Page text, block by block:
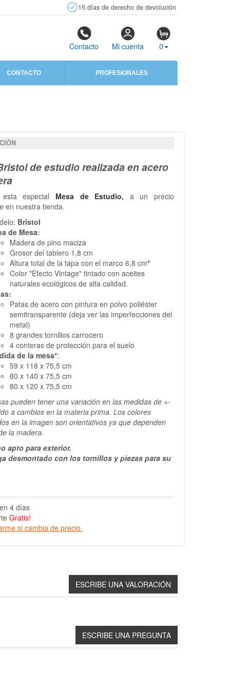
15 días de derecho de devolución
Contacto Mi cuenta 0
CONTACTO PROFESIONALES
de estudio realizada en acero
especial Mesa de Estudio, a un precio
en nuestra tienda.
Bristol
de Mesa:
Madera de pino maciza
Grosor del tablero 1,8 cm
Altura total de la tapa con el marco 6,8 cm*
Color "Efecto Vintage" tintado con aceites
naturales ecológicos de alta calidad.
Patas de acero con pintura en polvo poliéster
semitransparente (deja ver las imperfecciones del
metal)
8 grandes tornillos carrocero
4 conteras de protección para el suelo
de la mesa*:
59 x 118 x 75,5 cm
80 x 140 x 75,5 cm
80 x 120 x 75,5 cm
pueden tener una variación en las medidas de +-
a cambios en la materia prima. Los colores
en la imagen son orientativos ya que dependen
la madera.
apto para exterior.
desmontado con los tornillos y piezas para su
4 días
Gratis!
si cambia de precio.